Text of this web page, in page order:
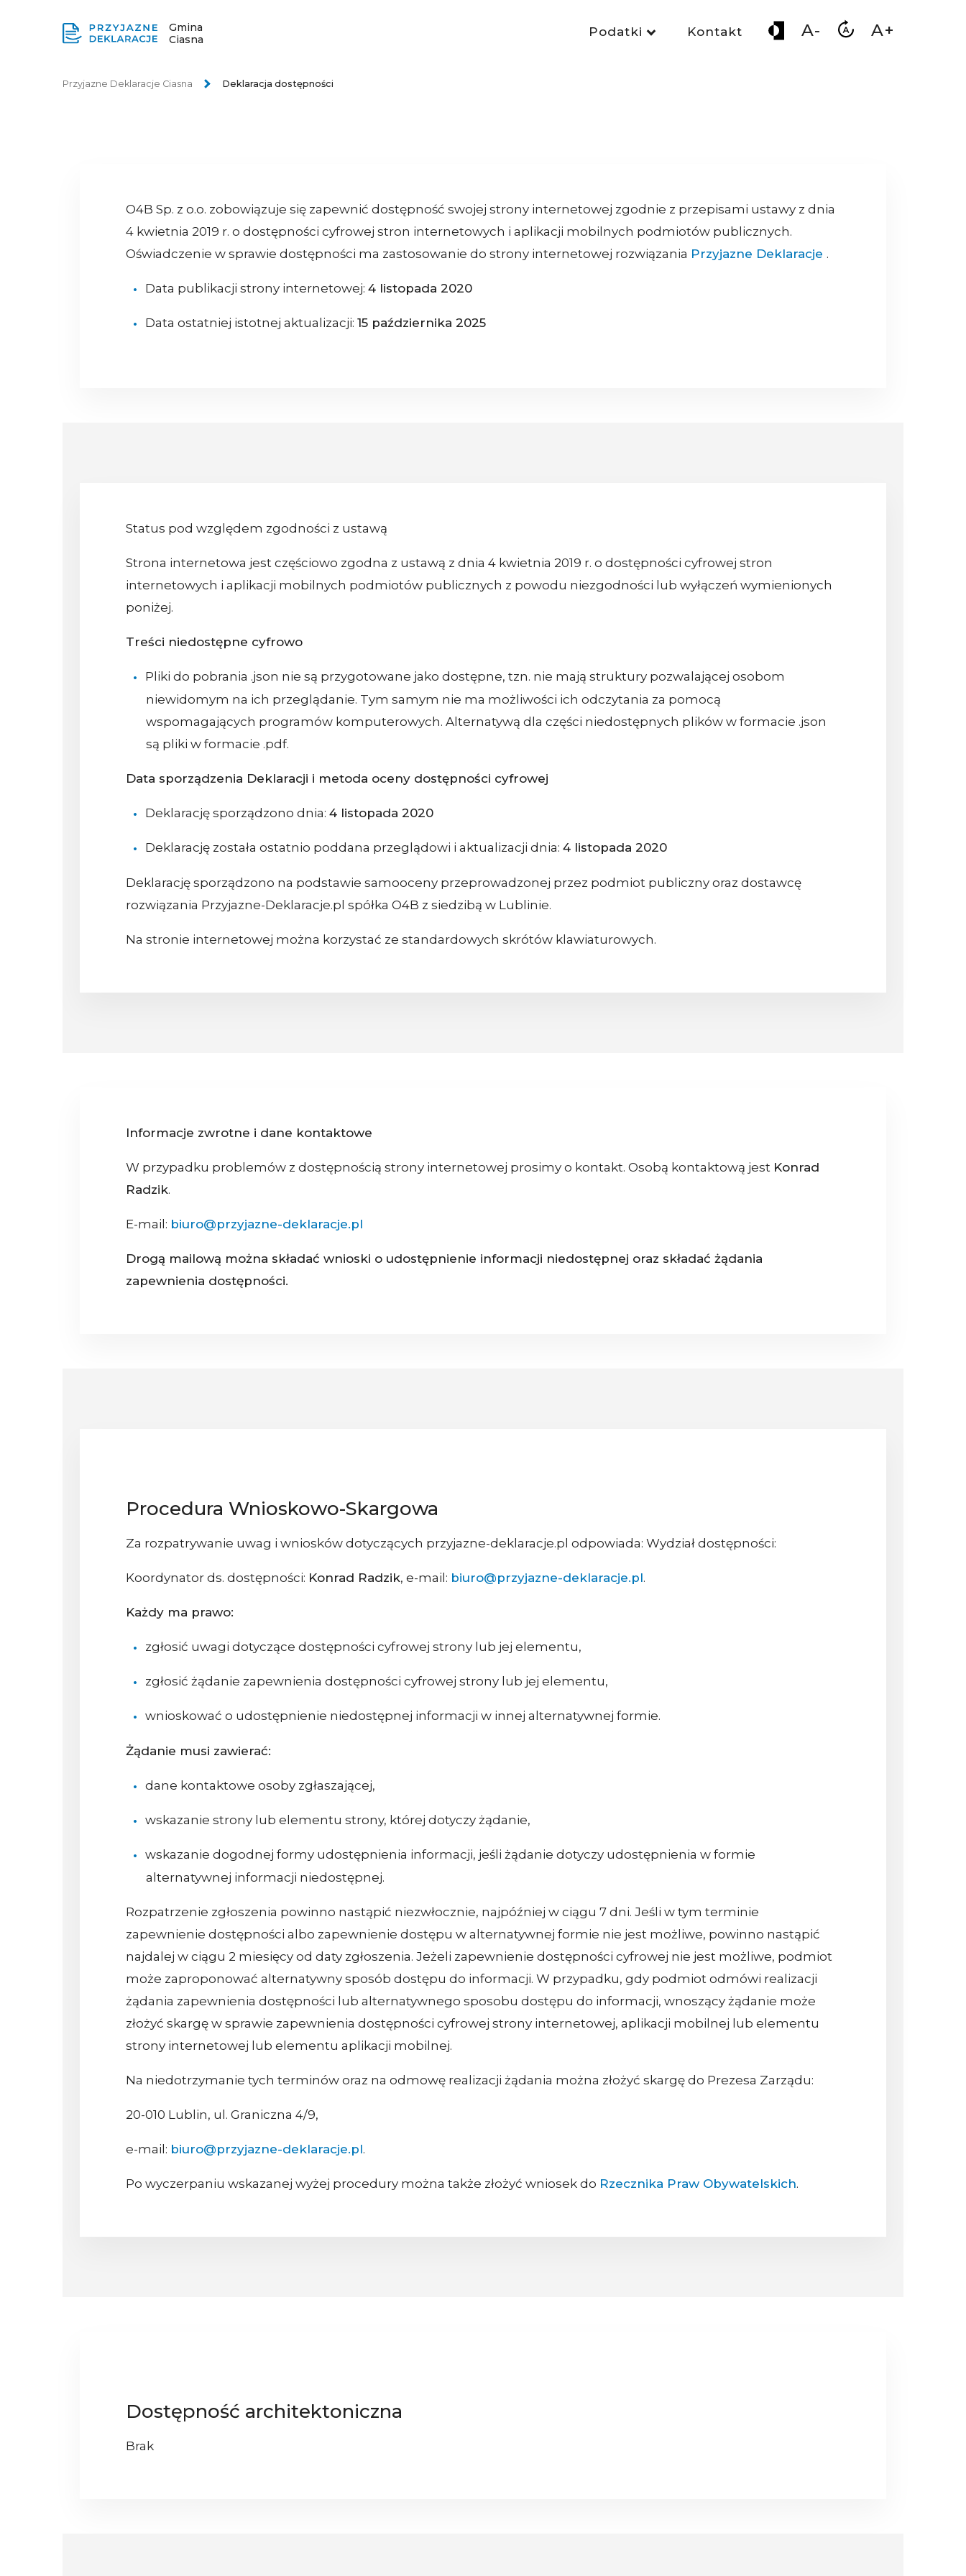
Gmina
Ciasna
Podatki Kontakt A- A+
Przyjazne Deklaracje Ciasna Deklaracja dostępności
O4B Sp. z o.o. zobowiązuje się zapewnić dostępność swojej strony internetowej zgodnie z przepisami ustawy z dnia
4 kwietnia 2019 r. o dostępności cyfrowej stron internetowych i aplikacji mobilnych podmiotów publicznych.
Oświadczenie w sprawie dostępności ma zastosowanie do strony internetowej rozwiązania Przyjazne Deklaracje .
Data publikacji strony internetowej: 4 listopada 2020
Data ostatniej istotnej aktualizacji: 15 października 2025
Status pod względem zgodności z ustawą
Strona internetowa jest częściowo zgodna z ustawą z dnia 4 kwietnia 2019 r. o dostępności cyfrowej stron
internetowych i aplikacji mobilnych podmiotów publicznych z powodu niezgodności lub wyłączeń wymienionych
poniżej.
Treści niedostępne cyfrowo
Pliki do pobrania .json nie są przygotowane jako dostępne, tzn. nie mają struktury pozwalającej osobom
niewidomym na ich przeglądanie. Tym samym nie ma możliwości ich odczytania za pomocą
wspomagających programów komputerowych. Alternatywą dla części niedostępnych plików w formacie .json
są pliki w formacie .pdf.
Data sporządzenia Deklaracji i metoda oceny dostępności cyfrowej
Deklarację sporządzono dnia: 4 listopada 2020
Deklarację została ostatnio poddana przeglądowi i aktualizacji dnia: 4 listopada 2020
Deklarację sporządzono na podstawie samooceny przeprowadzonej przez podmiot publiczny oraz dostawcę
rozwiązania Przyjazne-Deklaracje.pl spółka O4B z siedzibą w Lublinie.
Na stronie internetowej można korzystać ze standardowych skrótów klawiaturowych.
Informacje zwrotne i dane kontaktowe
W przypadku problemów z dostępnością strony internetowej prosimy o kontakt. Osobą kontaktową jest Konrad
Radzik.
E-mail: biuro@przyjazne-deklaracje.pl
Drogą mailową można składać wnioski o udostępnienie informacji niedostępnej oraz składać żądania
zapewnienia dostępności.
Procedura Wnioskowo-Skargowa
Za rozpatrywanie uwag i wniosków dotyczących przyjazne-deklaracje.pl odpowiada: Wydział dostępności:
Koordynator ds. dostępności: Konrad Radzik, e-mail: biuro@przyjazne-deklaracje.pl.
Każdy ma prawo:
zgłosić uwagi dotyczące dostępności cyfrowej strony lub jej elementu,
zgłosić żądanie zapewnienia dostępności cyfrowej strony lub jej elementu,
wnioskować o udostępnienie niedostępnej informacji w innej alternatywnej formie.
Żądanie musi zawierać:
dane kontaktowe osoby zgłaszającej,
wskazanie strony lub elementu strony, której dotyczy żądanie,
wskazanie dogodnej formy udostępnienia informacji, jeśli żądanie dotyczy udostępnienia w formie
alternatywnej informacji niedostępnej.
Rozpatrzenie zgłoszenia powinno nastąpić niezwłocznie, najpóźniej w ciągu 7 dni. Jeśli w tym terminie
zapewnienie dostępności albo zapewnienie dostępu w alternatywnej formie nie jest możliwe, powinno nastąpić
najdalej w ciągu 2 miesięcy od daty zgłoszenia. Jeżeli zapewnienie dostępności cyfrowej nie jest możliwe, podmiot
może zaproponować alternatywny sposób dostępu do informacji. W przypadku, gdy podmiot odmówi realizacji
żądania zapewnienia dostępności lub alternatywnego sposobu dostępu do informacji, wnoszący żądanie może
złożyć skargę w sprawie zapewnienia dostępności cyfrowej strony internetowej, aplikacji mobilnej lub elementu
strony internetowej lub elementu aplikacji mobilnej.
Na niedotrzymanie tych terminów oraz na odmowę realizacji żądania można złożyć skargę do Prezesa Zarządu:
20-010 Lublin, ul. Graniczna 4/9,
e-mail: biuro@przyjazne-deklaracje.pl.
Po wyczerpaniu wskazanej wyżej procedury można także złożyć wniosek do Rzecznika Praw Obywatelskich.
Dostępność architektoniczna
Brak